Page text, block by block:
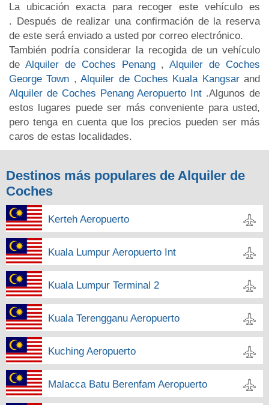
La ubicación exacta para recoger este vehículo es
. Después de realizar una confirmación de la reserva
de este será enviado a usted por correo electrónico.
También podría considerar la recogida de un vehículo
de Alquiler de Coches Penang ,Alquiler de Coches
George Town ,Alquiler de Coches Kuala Kangsar and
Alquiler de Coches Penang Aeropuerto Int .Algunos de
estos lugares puede ser más conveniente para usted,
pero tenga en cuenta que los precios pueden ser más
caros de estas localidades.
Destinos más populares de Alquiler de
Coches
Kerteh Aeropuerto
Kuala Lumpur Aeropuerto Int
Kuala Lumpur Terminal 2
Kuala Terengganu Aeropuerto
Kuching Aeropuerto
Malacca Batu Berenfam Aeropuerto